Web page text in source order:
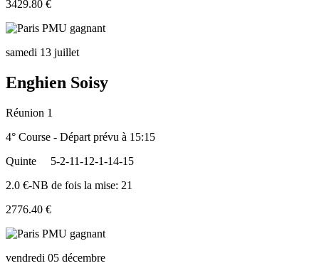
3429.80 €
samedi 13 juillet
Enghien Soisy
Réunion 1
4° Course - Départ prévu à 15:15
Quinte
5-2-11-12-1-14-15
2.0 €-NB de fois la mise: 21
2776.40 €
vendredi 05 décembre